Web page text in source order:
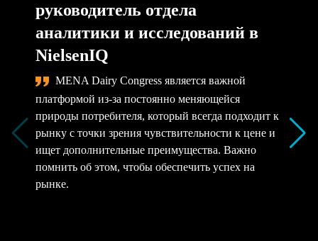
руководитель отдела
аналитики и исследований в
NielsenIQ
MENA Dairy Congress является важной
платформой из-за постоянно меняющейся
природы потребителя, который всегда подходит к
рынку с точки зрения чувствительности к цене и
ищет дополнительные преимущества. Важно
помнить об этом, чтобы обеспечить успех на
рынке.